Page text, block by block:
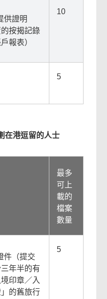
供證明
的按揭記錄
報表）
10
5
在港逗留的人士
最多
可上
載的
檔案
數量
件（提交
年半的有
印章／入
的舊旅行
5